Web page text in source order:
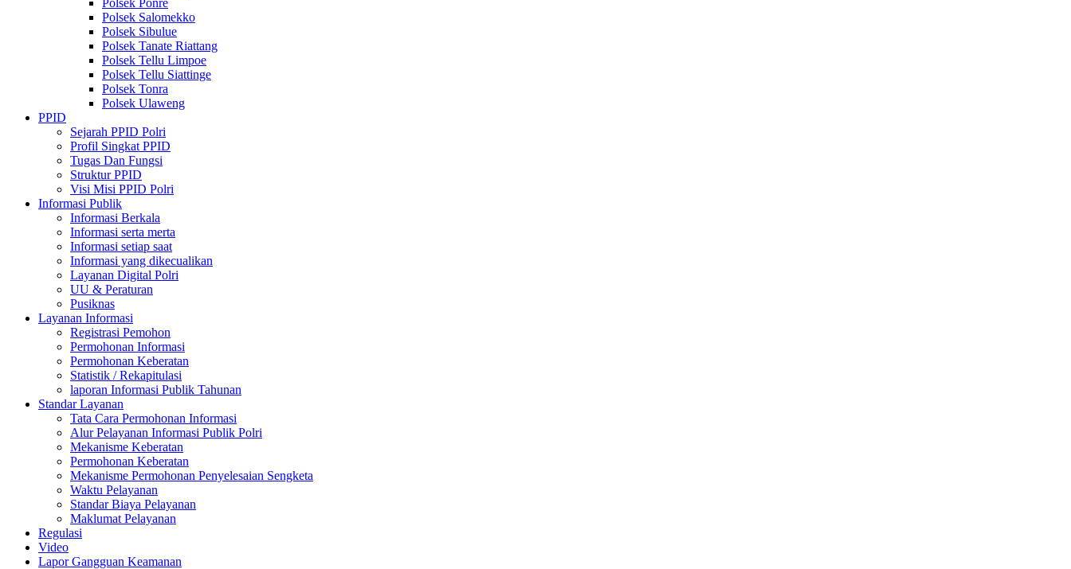
Polsek Ponre
Polsek Salomekko
Polsek Sibulue
Polsek Tanate Riattang
Polsek Tellu Limpoe
Polsek Tellu Siattinge
Polsek Tonra
Polsek Ulaweng
PPID
Sejarah PPID Polri
Profil Singkat PPID
Tugas Dan Fungsi
Struktur PPID
Visi Misi PPID Polri
Informasi Publik
Informasi Berkala
Informasi serta merta
Informasi setiap saat
Informasi yang dikecualikan
Layanan Digital Polri
UU & Peraturan
Pusiknas
Layanan Informasi
Registrasi Pemohon
Permohonan Informasi
Permohonan Keberatan
Statistik / Rekapitulasi
laporan Informasi Publik Tahunan
Standar Layanan
Tata Cara Permohonan Informasi
Alur Pelayanan Informasi Publik Polri
Mekanisme Keberatan
Permohonan Keberatan
Mekanisme Permohonan Penyelesaian Sengketa
Waktu Pelayanan
Standar Biaya Pelayanan
Maklumat Pelayanan
Regulasi
Video
Lapor Gangguan Keamanan